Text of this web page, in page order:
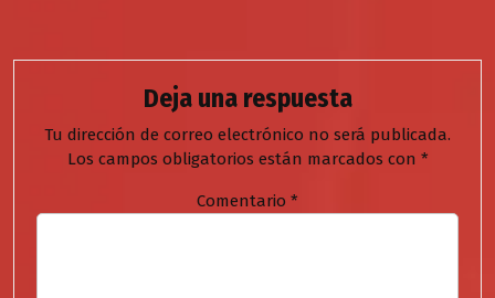
Deja una respuesta
Tu dirección de correo electrónico no será publicada.
Los campos obligatorios están marcados con *
Comentario *